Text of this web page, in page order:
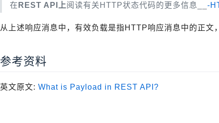
在 REST API上阅读有关HTTP状态代码的更多信息__ -
从上述响应消息中，有效负载是指HTTP响应消息中的正文
参考资料
英文原文: What is Payload in REST API?